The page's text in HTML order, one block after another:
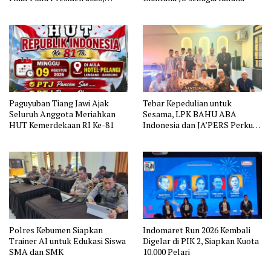
Paguyuban Tiang Jawi Ajak
Seluruh Anggota Meriahkan
HUT Kemerdekaan RI Ke-81
Tebar Kepedulian untuk
Sesama, LPK BAHU ABA
Indonesia dan JA’PERS Perkuat
Polres Kebumen Siapkan
Trainer AI untuk Edukasi Siswa
SMA dan SMK
Indomaret Run 2026 Kembali
Digelar di PIK 2, Siapkan Kuota
10.000 Pelari